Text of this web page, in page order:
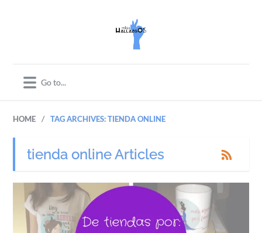
HOME / TAG ARCHIVES: TIENDA ONLINE
tienda online Articles